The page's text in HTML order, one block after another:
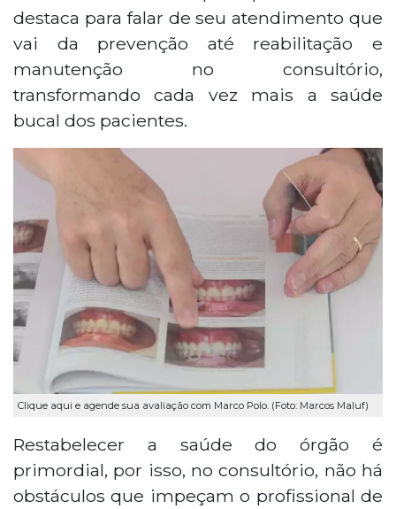
destaca para falar de seu atendimento que
vai da prevenção até reabilitação e
manutenção no consultório,
transformando cada vez mais a saúde
bucal dos pacientes.
Clique aqui e agende sua avaliação com Marco Polo. (Foto: Marcos Maluf)
Restabelecer a saúde do órgão é
primordial, por isso, no consultório, não há
obstáculos que impeçam o profissional de